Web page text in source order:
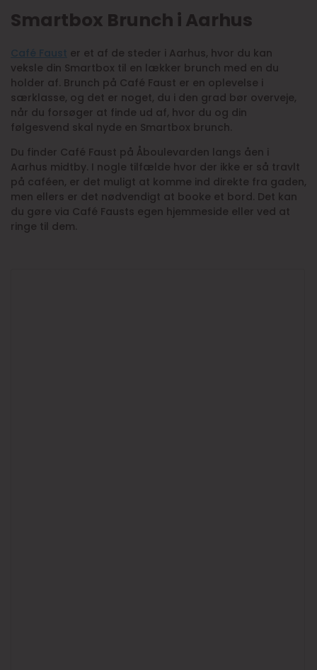
Smartbox Brunch i Aarhus
Café Faust er et af de steder i Aarhus, hvor du kan
veksle din Smartbox til en lækker brunch med en du
holder af. Brunch på Café Faust er en oplevelse i
særklasse, og det er noget, du i den grad bør overveje,
når du forsøger at finde ud af, hvor du og din
følgesvend skal nyde en Smartbox brunch.
Du finder Café Faust på Åboulevarden langs åen i
Aarhus midtby. I nogle tilfælde hvor der ikke er så travlt
på caféen, er det muligt at komme ind direkte fra gaden,
men ellers er det nødvendigt at booke et bord. Det kan
du gøre via Café Fausts egen hjemmeside eller ved at
ringe til dem.